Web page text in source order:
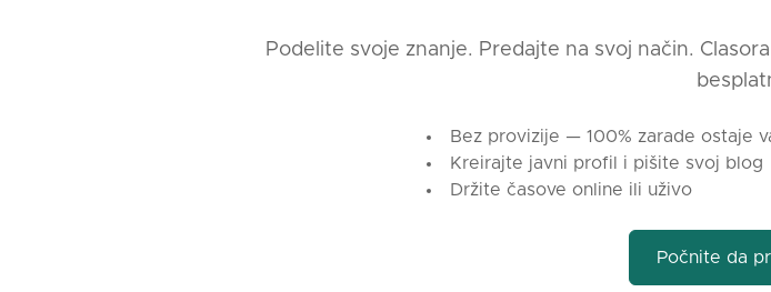
– Prilagođavam lekcije tvom nivou i ciljeva
– Objašnjavam mirno, jasno i slikovito
– Pomažem da prevaziđeš barijeru govora i
Podelite svoje znanje. Predajte na svoj način.
Bez provizije — 100% zarade ostaje
Kreirajte javni profil i pišite svoj blog
Držite časove online ili uživo
Počnite da